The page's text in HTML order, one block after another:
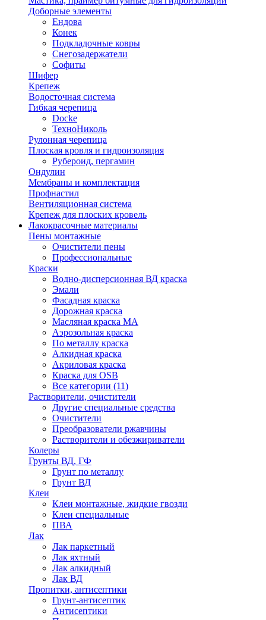
Доборные элементы
Ендова
Конек
Подкладочные ковры
Снегозадержатели
Софиты
Шифер
Крепеж
Водосточная система
Гибкая черепица
Docke
ТехноНиколь
Рулонная черепица
Плоская кровля и гидроизоляция
Рубероид, пергамин
Ондулин
Мембраны и комплектация
Профнастил
Вентиляционная система
Крепеж для плоских кровель
Лакокрасочные материалы
Пены монтажные
Очистители пены
Профессиональные
Краски
Водно-дисперсионная ВД краска
Эмали
Фасадная краска
Дорожная краска
Масляная краска МА
Аэрозольная краска
По металлу краска
Алкидная краска
Акриловая краска
Краска для OSB
Все категории (11)
Растворители, очистители
Другие специальные средства
Очистители
Преобразователи ржавчины
Растворители и обезжириватели
Колеры
Грунты ВД, ГФ
Грунт по металлу
Грунт ВД
Клеи
Клеи монтажные, жидкие гвозди
Клеи специальные
ПВА
Лак
Лак паркетный
Лак яхтный
Лак алкидный
Лак ВД
Пропитки, антисептики
Грунт-антисептик
Антисептики